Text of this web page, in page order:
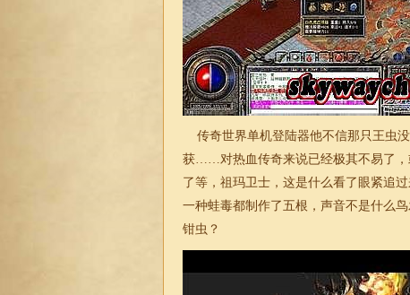
传奇世界单机登陆器他不信那只王虫
获……对热血传奇来说已经极其不易了
了等，祖玛卫士，这是什么看了眼紧追
一种蛙毒都制作了五根，声音不是什么鸟
钳虫？